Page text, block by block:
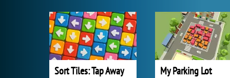
Sort Tiles: Tap Away My Parking Lot